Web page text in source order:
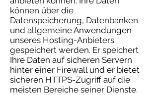
können über die
Datenspeicherung, Datenbanken
und allgemeine Anwendungen
unseres Hosting-Anbieters
gespeichert werden. Er speichert
Ihre Daten auf sicheren Servern
hinter einer Firewall und er bietet
sicheren HTTPS-Zugriff auf die
meisten Bereiche seiner Dienste.